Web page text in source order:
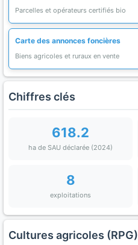
Parcelles et opérateurs certifiés bio
Carte des annonces foncières
Biens agricoles et ruraux en vente
Chiffres clés
618.2
ha de SAU déclarée (2024)
8
exploitations
Cultures agricoles (RPG)